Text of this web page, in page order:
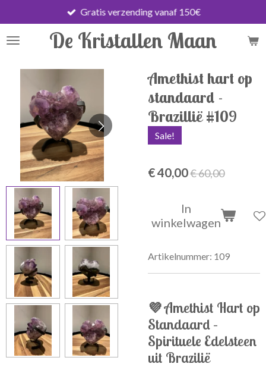
direct
naar
hoofdinhoud
De Kristallen Maan
Gratis verzending vanaf 150€
Amethist hart op
standaard -
Brazillië #109
Sale!
€ 40,00€ 60,00
In
winkelwagen
Artikelnummer: 109
💜 Amethist Hart op
Standaard –
Spirituele Edelsteen
uit Brazilië